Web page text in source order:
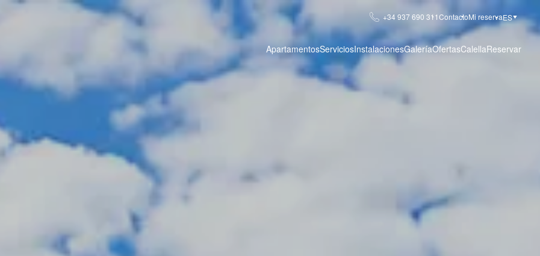
+34 937 690 311ContactoMi reservaES
ApartamentosServiciosInstalacionesGaleríaOfertasCalellaReservar